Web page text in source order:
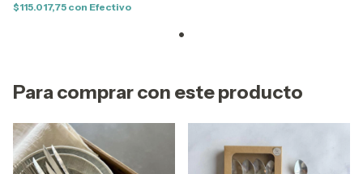
$115.017,75 con Efectivo
Para comprar con este producto